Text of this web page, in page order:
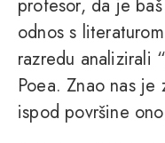
profesor, da je
odnos s
razredu analizirali
Poea. Znao nas
ispod površine